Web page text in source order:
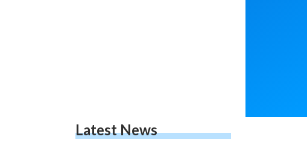
Latest News